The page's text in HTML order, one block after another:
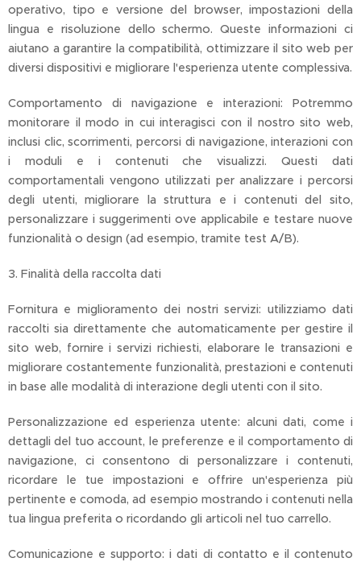
operativo, tipo e versione del browser, impostazioni della
lingua e risoluzione dello schermo. Queste informazioni ci
aiutano a garantire la compatibilità, ottimizzare il sito web per
diversi dispositivi e migliorare l'esperienza utente complessiva.
Comportamento di navigazione e interazioni: Potremmo
monitorare il modo in cui interagisci con il nostro sito web,
inclusi clic, scorrimenti, percorsi di navigazione, interazioni con
i moduli e i contenuti che visualizzi. Questi dati
comportamentali vengono utilizzati per analizzare i percorsi
degli utenti, migliorare la struttura e i contenuti del sito,
personalizzare i suggerimenti ove applicabile e testare nuove
funzionalità o design (ad esempio, tramite test A/B).
3. Finalità della raccolta dati
Fornitura e miglioramento dei nostri servizi: utilizziamo dati
raccolti sia direttamente che automaticamente per gestire il
sito web, fornire i servizi richiesti, elaborare le transazioni e
migliorare costantemente funzionalità, prestazioni e contenuti
in base alle modalità di interazione degli utenti con il sito.
Personalizzazione ed esperienza utente: alcuni dati, come i
dettagli del tuo account, le preferenze e il comportamento di
navigazione, ci consentono di personalizzare i contenuti,
ricordare le tue impostazioni e offrire un'esperienza più
pertinente e comoda, ad esempio mostrando i contenuti nella
tua lingua preferita o ricordando gli articoli nel tuo carrello.
Comunicazione e supporto: i dati di contatto e il contenuto